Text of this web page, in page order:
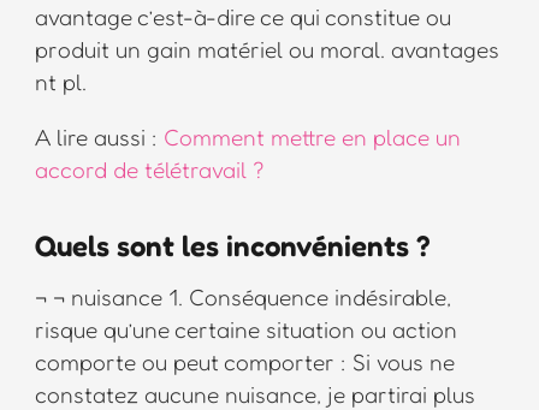
avantage c’est-à-dire ce qui constitue ou
produit un gain matériel ou moral. avantages
nt pl.
A lire aussi : Comment mettre en place un
accord de télétravail ?
Quels sont les inconvénients ?
¬ ¬ nuisance 1. Conséquence indésirable,
risque qu’une certaine situation ou action
comporte ou peut comporter : Si vous ne
constatez aucune nuisance, je partirai plus